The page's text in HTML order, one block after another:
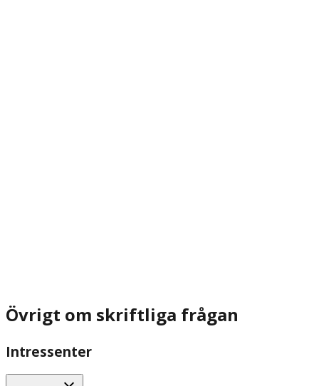
Övrigt om skriftliga frågan
Intressenter